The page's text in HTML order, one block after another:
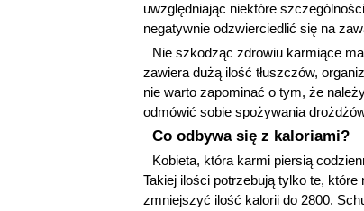
uwzględniając niektóre
negatywnie odzwierciedlić się na
Nie szkodząc zdrowiu karmiące
zawiera dużą ilość tłuszczów,
nie warto zapominać o tym, że
odmówić sobie spożywania
Co odbywa się z kaloriami?
Kobieta, która karmi piersią
Takiej ilości potrzebują tylko te,
zmniejszyć ilość kalorii do 2800.